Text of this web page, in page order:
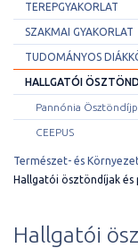
TEREPGYAKORLAT
SZAKMAI GYAKORLAT
TUDOMÁNYOS
HALLGATÓI
Pannónia
CEEPUS
Természet- és
Hallgatói ösztöndíjak és
Hallgatói